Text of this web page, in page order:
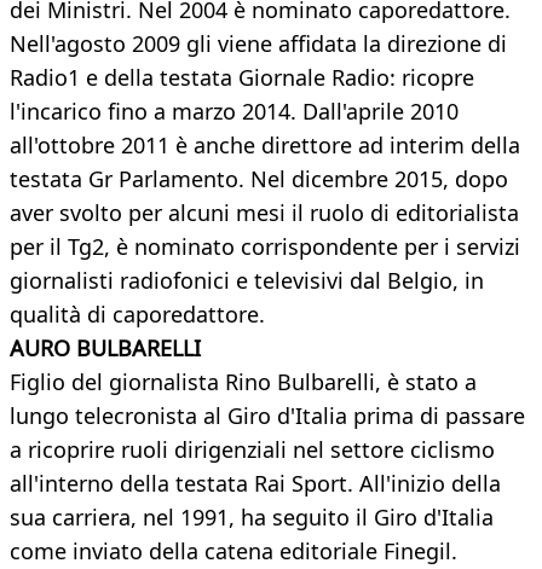
dei Ministri. Nel 2004 è nominato caporedattore.
Nell'agosto 2009 gli viene affidata la direzione di
Radio1 e della testata Giornale Radio: ricopre
l'incarico fino a marzo 2014. Dall'aprile 2010
all'ottobre 2011 è anche direttore ad interim della
testata Gr Parlamento. Nel dicembre 2015, dopo
aver svolto per alcuni mesi il ruolo di editorialista
per il Tg2, è nominato corrispondente per i servizi
giornalisti radiofonici e televisivi dal Belgio, in
qualità di caporedattore.
AURO BULBARELLI
Figlio del giornalista Rino Bulbarelli, è stato a
lungo telecronista al Giro d'Italia prima di passare
a ricoprire ruoli dirigenziali nel settore ciclismo
all'interno della testata Rai Sport. All'inizio della
sua carriera, nel 1991, ha seguito il Giro d'Italia
come inviato della catena editoriale Finegil.